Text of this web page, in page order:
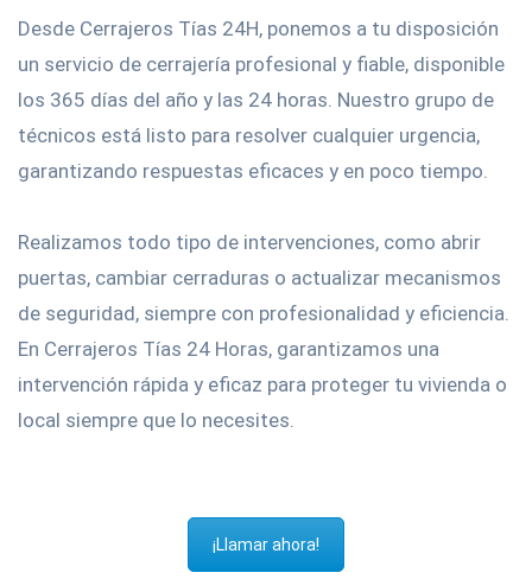
Desde Cerrajeros Tías 24H, ponemos a tu disposición
un servicio de cerrajería profesional y fiable, disponible
los 365 días del año y las 24 horas. Nuestro grupo de
técnicos está listo para resolver cualquier urgencia,
garantizando respuestas eficaces y en poco tiempo.
Realizamos todo tipo de intervenciones, como abrir
puertas, cambiar cerraduras o actualizar mecanismos
de seguridad, siempre con profesionalidad y eficiencia.
En Cerrajeros Tías 24 Horas, garantizamos una
intervención rápida y eficaz para proteger tu vivienda o
local siempre que lo necesites.
¡Llamar ahora!